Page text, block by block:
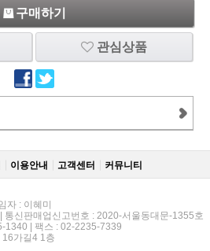
구매하기
관심상품
이용안내 고객센터 커뮤니티
자 : 이혜미
신판매업신고번호 : 2020-서울동대문-1355호
1340 | 팩스 : 02-2235-7339
16가길4 1층